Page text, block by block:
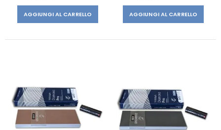
AGGIUNGI AL CARRELLO AGGIUNGI AL CARRELLO